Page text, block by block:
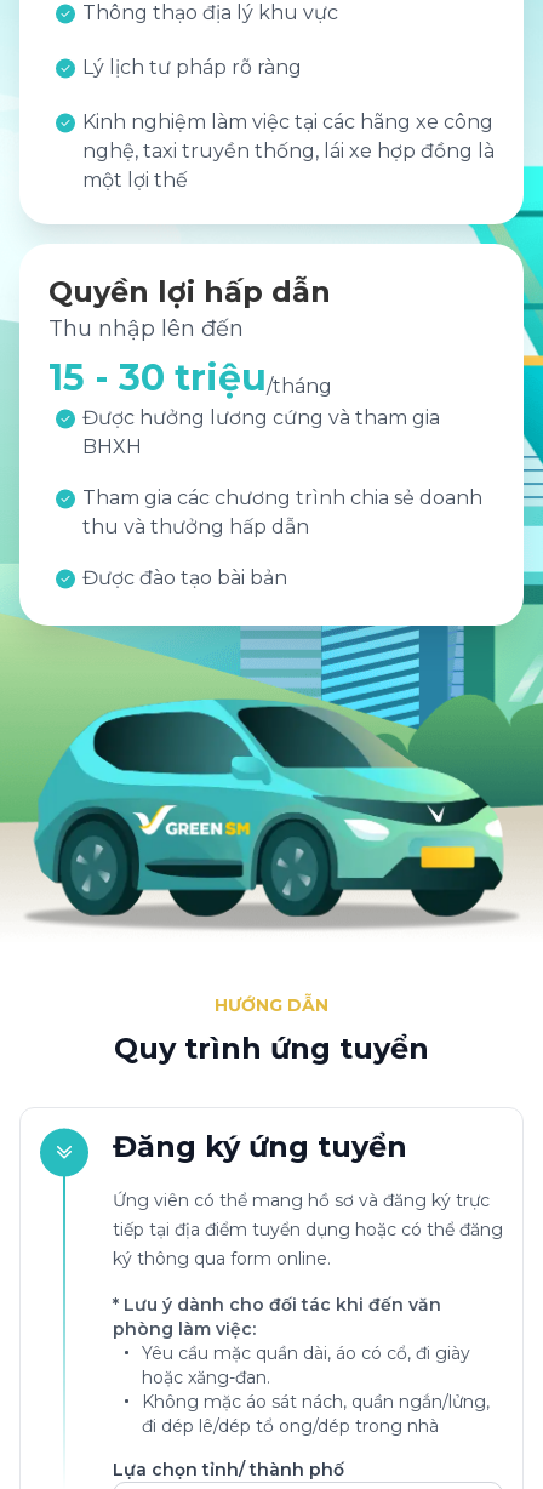
Thông thạo địa lý khu vực
Lý lịch tư pháp rõ ràng
Kinh nghiệm làm việc tại các hãng xe công
nghệ, taxi truyền thống, lái xe hợp đồng là
một lợi thế
Quyền lợi hấp dẫn
Thu nhập lên đến
15 - 30 triệu/tháng
Được hưởng lương cứng và tham gia
BHXH
Tham gia các chương trình chia sẻ doanh
thu và thưởng hấp dẫn
Được đào tạo bài bản
HƯỚNG DẪN
Quy trình ứng tuyển
Đăng ký ứng tuyển
Ứng viên có thể mang hồ sơ và đăng ký trực
tiếp tại địa điểm tuyển dụng hoặc có thể đăng
ký thông qua form online.
* Lưu ý dành cho đối tác khi đến văn
phòng làm việc:
Yêu cầu mặc quần dài, áo có cổ, đi giày
hoặc xăng-đan.
Không mặc áo sát nách, quần ngắn/lửng,
đi dép lê/dép tổ ong/dép trong nhà
Lựa chọn tỉnh/ thành phố